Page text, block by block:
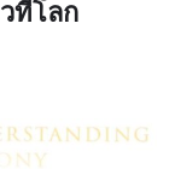
ทีโลก